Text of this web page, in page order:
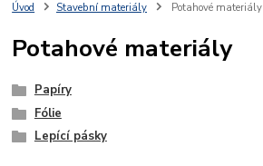
Úvod Stavební materiály Potahové materiály
Potahové materiály
Papíry
Fólie
Lepící pásky